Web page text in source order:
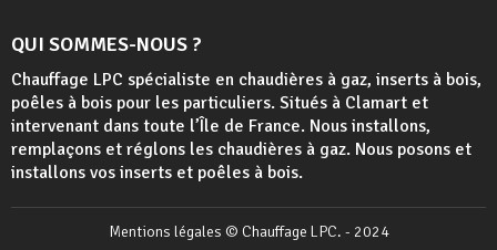
QUI SOMMES-NOUS ?
Chauffage LPC spécialiste en chaudières à gaz, inserts à bois,
poêles à bois pour les particuliers. Situés à Clamart et
intervenant dans toute l’Île de France. Nous installons,
remplaçons et réglons les chaudières à gaz. Nous posons et
installons vos inserts et poêles à bois.
Mentions légales © Chauffage LPC. - 2024